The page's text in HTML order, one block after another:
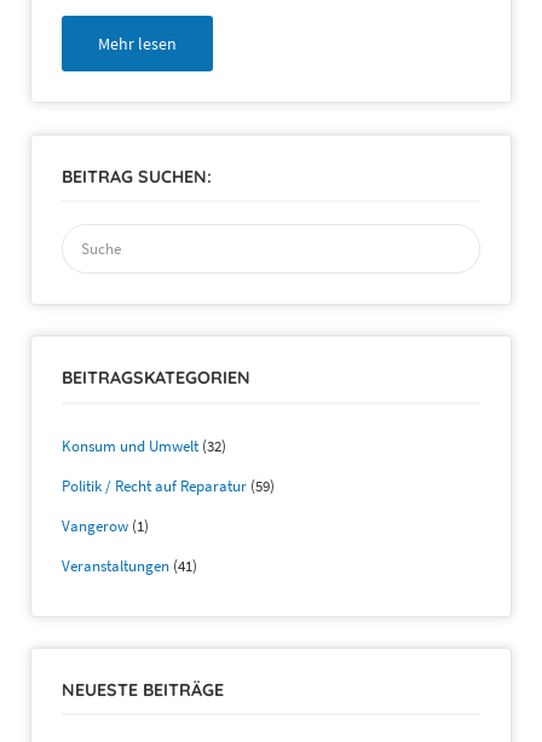
Mehr lesen
BEITRAG SUCHEN:
Suchen
nach:
BEITRAGSKATEGORIEN
Konsum und Umwelt(32)
Politik / Recht auf Reparatur (59)
Vangerow (1)
Veranstaltungen (41)
NEUESTE BEITRÄGE